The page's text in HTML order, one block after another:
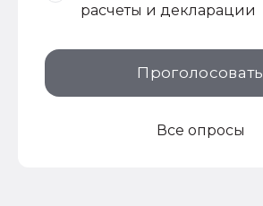
расчеты и декларации
Проголосовать
Все опросы